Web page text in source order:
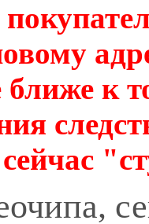
ближе к
сейчас